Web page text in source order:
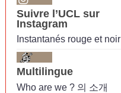
Suivre l’UCL sur
Instagram
Instantanés rouge et noir
Multilingue
Who are we ? 의 소개